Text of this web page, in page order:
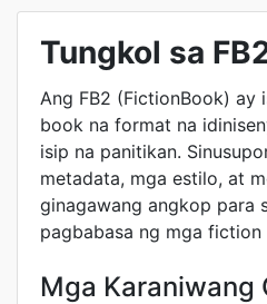
Tungkol sa
Ang FB2 (FictionBook) ay
book na format na
isip na panitikan.
metadata, mga estilo, at
ginagawang angkop para
pagbabasa ng mga fiction
Mga Karaniwang